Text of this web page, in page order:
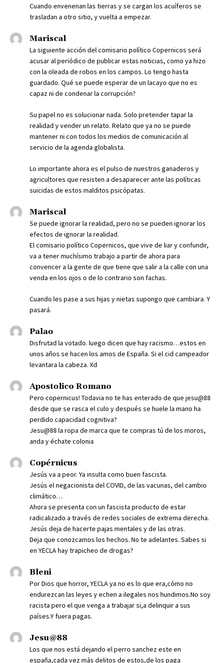
Cuando envenenan las tierras y se cargan los acuíferos se
trasladan a otro sitio, y vuelta a empezar.
Mariscal
La siguiente acción del comisario político Copernicos será
acusar al periódico de publicar estas noticias, como ya hizo
con la oleada de robos en los campos. Lo tengo hasta
guardado. Qué se puede esperar de un lacayo que no es
capaz ni de condenar la corrupción?
Su papel no es solucionar nada. Solo pretender tapar la
realidad y vender un relato. Relato que ya no se puede
mantener ni con todos los medios de comunicación al
servicio de la agenda globalista.
Lo importante ahora es el pulso de nuestros ganaderos y
agricultores que resisten a desaparecer ante las políticas
suicidas de estos malditos psicópatas.
Mariscal
Se puede ignorar la realidad, pero no se pueden ignorar los
efectos de ignorar la realidad.
El comisario político Copernicos, que vive de liar y confundir,
va a tener muchísimo trabajo a partir de ahora para
convencer a la gente de que tiene que salir a la calle con una
venda en los ojos o de lo contrario son fachas.
Cuando les pase a sus hijas y nietas supongo que cambiara. Y
pasará.
Palao
Disfrutad la votado. luego dicen que hay racismo…estos en
unos años se hacen los amos de España. Si el cid campeador
levantara la cabeza. Xd
Apostolico Romano
Pero copernicus! Todavia no te has enterado de que jesu@88
desde que se rasca el culo y después se huele la mano ha
perdido capacidad cognitiva?
Jesu@88 la ropa de marca que te compras tú de los moros,
anda y échate colonia
Copérnicus
Jesús va a peor. Ya insulta como buen fascista.
Jesús el negacionista del COVID, de las vacunas, del cambio
climático…
Ahora se presenta con un fascista producto de estar
radicalizado a través de redes sociales de extrema derecha.
Jesús deja de hacerte pajas mentales y de las otras.
Deja que conozcamos los hechos. No te adelantes. Sabes si
en YECLA hay trapicheo de drogas?
Bleni
Por Dios que horror, YECLA ya no es lo que era,cómo no
endurezcan las leyes y echen a ilegales nos hundimos.No soy
racista pero el que venga a trabajar si,a delinquir a sus
países.Y fuera pagas.
Jesu@88
Los que nos está dejando el perro sanchez este en
españa,cada vez más delitos de estos,de los paga